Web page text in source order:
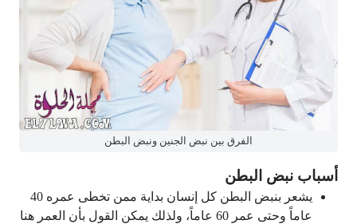
الفرق بين نبض الجنين ونبض البطن
أسباب نبض البطن
يشعر بنبض البطن كل إنسان بداية ممن تخطى عمره 40
عاماً وحتى عمر 60 عاماً، ولذلك يمكن القول بأن العمر هنا